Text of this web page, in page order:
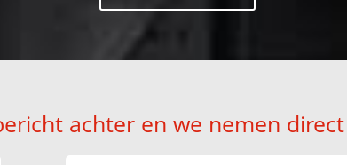
achter en we nemen